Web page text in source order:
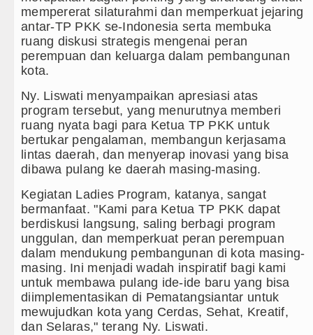
Gubsu Bobby Prioritaskan
Duta Genre Harus Jadi
Peringati Hari Anak 2026, TP
Dugaan Penyimpangan Dana
Risiko Tertular HIV/AIDS Melalui
mempererat silaturahmi dan memperkuat jejaring
antar-TP PKK se-Indonesia serta membuka
ruang diskusi strategis mengenai peran
perempuan dan keluarga dalam pembangunan
kota.
Ny. Liswati menyampaikan apresiasi atas
program tersebut, yang menurutnya memberi
ruang nyata bagi para Ketua TP PKK untuk
bertukar pengalaman, membangun kerjasama
lintas daerah, dan menyerap inovasi yang bisa
dibawa pulang ke daerah masing-masing.
Kegiatan Ladies Program, katanya, sangat
bermanfaat. "Kami para Ketua TP PKK dapat
berdiskusi langsung, saling berbagi program
unggulan, dan memperkuat peran perempuan
dalam mendukung pembangunan di kota masing-
masing. Ini menjadi wadah inspiratif bagi kami
untuk membawa pulang ide-ide baru yang bisa
diimplementasikan di Pematangsiantar untuk
mewujudkan kota yang Cerdas, Sehat, Kreatif,
dan Selaras," terang Ny. Liswati.